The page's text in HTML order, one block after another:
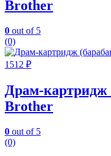
Brother
0 out of 5
(0)
1512 ₽
Драм-картридж
Brother
0 out of 5
(0)